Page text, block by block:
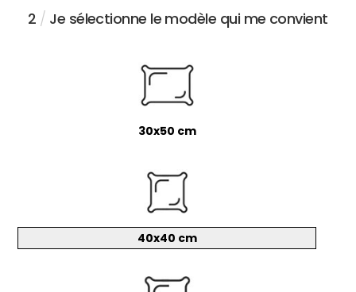
2 / Je sélectionne le modèle qui me convient
30x50 cm
40x40 cm